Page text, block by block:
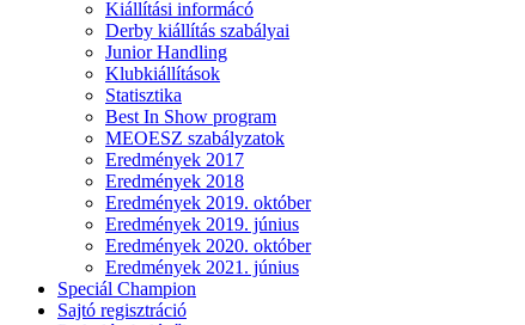
Kiállítási informácó
Derby kiállítás szabályai
Junior Handling
Klubkiállítások
Statisztika
Best In Show program
MEOESZ szabályzatok
Eredmények 2017
Eredmények 2018
Eredmények 2019. október
Eredmények 2019. június
Eredmények 2020. október
Eredmények 2021. június
Speciál Champion
Sajtó regisztráció